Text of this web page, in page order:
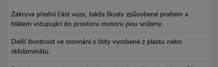
Zakryva přední část vozu, takže škody způsobené prahem a
blátem vstupující do prostoru motoru jsou sníženy.
Delší životnost ve srovnání s štíty vyrobené z plastu nebo
sklolaminátu.